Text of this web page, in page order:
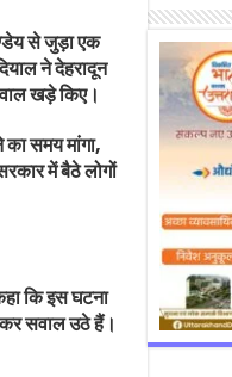
से जुड़ा एक
ने देहरादून
खड़े किए।
का समय मांगा,
में बैठे लोगों
कि इस घटना
सवाल उठे हैं।